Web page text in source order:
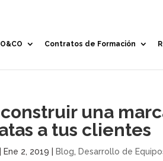
Contratos de Formación
construir una
a tus clientes
Ene 2, 2019 Blog, Desarrollo de